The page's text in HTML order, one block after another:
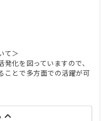
て＞
化を図っていますので、
ことで多方面での活躍が可